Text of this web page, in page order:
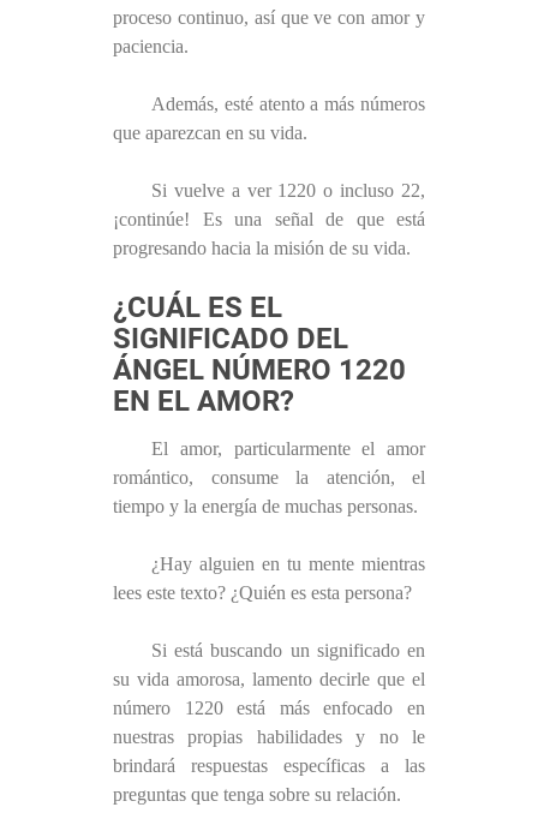
proceso continuo, así que ve con amor y
paciencia.
Además, esté atento a más números
que aparezcan en su vida.
Si vuelve a ver 1220 o incluso 22,
¡continúe! Es una señal de que está
progresando hacia la misión de su vida.
¿CUÁL ES EL
SIGNIFICADO DEL
ÁNGEL NÚMERO 1220
EN EL AMOR?
El amor, particularmente el amor
romántico, consume la atención, el
tiempo y la energía de muchas personas.
¿Hay alguien en tu mente mientras
lees este texto? ¿Quién es esta persona?
Si está buscando un significado en
su vida amorosa, lamento decirle que el
número 1220 está más enfocado en
nuestras propias habilidades y no le
brindará respuestas específicas a las
preguntas que tenga sobre su relación.